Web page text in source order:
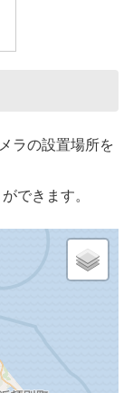
ラの設置場所を
できます。